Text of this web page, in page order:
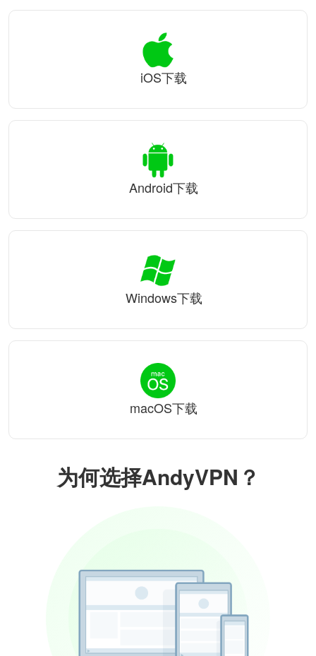
为何选择AndyVPN？
iOS下载
Android下载
Windows下载
macOS下载